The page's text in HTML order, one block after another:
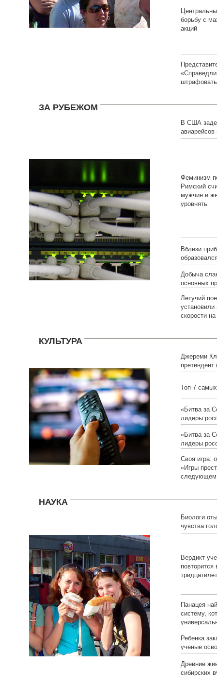
борьбу с
акций
ЗА РУБЕЖОМ
В США
авиарейсов
пилотов
Феминизм
Римский
мужчин и
уровнять
Вблизи
Добыча
основных
Летучий
скорости
КУЛЬТУРА
Джереми
претендент
российской
Топ-7
«Битва за
лидеры
«Битва за
лидеры
Своя игра:
«Игры
следующем
НАУКА
Биологи
чувства
мозге
Вердикт
Панацея
систему,
Ребенка
ученые
Древние
сибирских